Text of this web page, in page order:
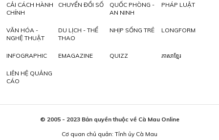
CẢI CÁCH HÀNH
CHÍNH
CHUYỂN ĐỔI SỐ
QUỐC PHÒNG -
AN NINH
PHÁP LUẬT
VĂN HÓA -
NGHỆ THUẬT
DU LỊCH - THỂ
THAO
NHỊP SỐNG TRẺ LONGFORM
INFOGRAPHIC EMAGAZINE QUIZZ ភាសាខ្មែរ
LIÊN HỆ QUẢNG
CÁO
© 2005 - 2023 Bản quyền thuộc về Cà Mau Online
Cơ quan chủ quản: Tỉnh ủy Cà Mau